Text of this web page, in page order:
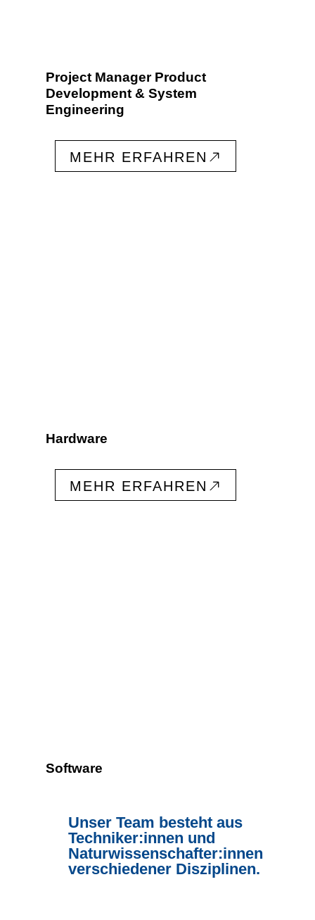
Project Manager Product
Development & System
Engineering
MEHR ERFAHREN
MEHR ERFAHREN
Hardware
Software
Unser Team besteht aus
Techniker:innen und
Naturwissenschafter:innen
verschiedener Disziplinen.